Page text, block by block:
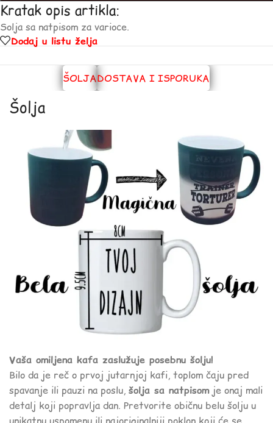
Kratak opis artikla:
Solja sa natpisom za varioce.
Dodaj u listu želja
ŠOLJADOSTAVA I ISPORUKA
Šolja
Vaša omiljena kafa zaslužuje posebnu šolju!
Bilo da je reč o prvoj jutarnjoj kafi, toplom čaju pred
spavanje ili pauzi na poslu, šolja sa natpisomje onaj mali
detalj koji popravlja dan. Pretvorite običnu belu šolju u